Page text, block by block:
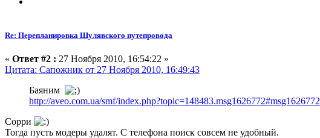
Re: Перепланировка Шулявского путепровода
« Ответ #2 : 27 Ноября 2010, 16:54:22 »
Цитата: Сапожник от 27 Ноября 2010, 16:49:43
Баяним
http://aveo.com.ua/smf/index.php?topic=148483.msg1626772#msg1626772
Сорри
Тогда пусть модеры удалят. С телефона поиск совсем не удобный.